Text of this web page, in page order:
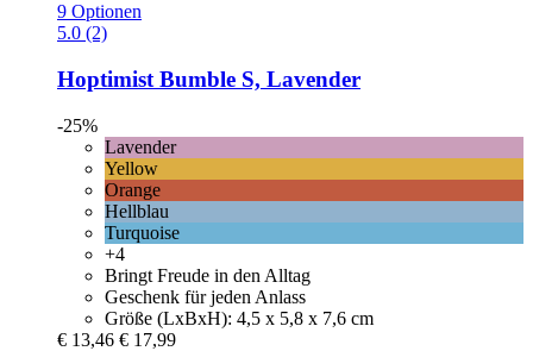
9 Optionen
5.0 (2)
Hoptimist Bumble S, Lavender
-25%
Lavender
Yellow
Orange
Hellblau
Turquoise
+4
Bringt Freude in den Alltag
Geschenk für jeden Anlass
Größe (LxBxH): 4,5 x 5,8 x 7,6 cm
€ 13,46 € 17,99